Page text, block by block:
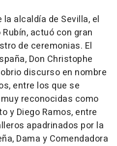
la alcaldía de Sevilla, el
actuó con gran
de ceremonias. El
Don Christophe
discurso en nombre
entre los que se
reconocidas como
y Diego Ramos, entre
apadrinados por la
Dama y Comendadora